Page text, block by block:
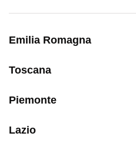
Emilia Romagna
Toscana
Piemonte
Lazio